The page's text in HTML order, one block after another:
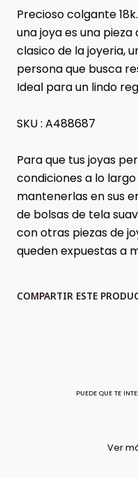
Precioso colgante
una joya es una
clasico de la joyeria,
persona que busca
Ideal para un lindo
SKU : A488687
Para que tus joyas
condiciones a lo
mantenerlas en sus
de bolsas de tela
con otras piezas de
queden expuestas a
COMPARTIR ESTE
PUEDE QUE TE
Ver